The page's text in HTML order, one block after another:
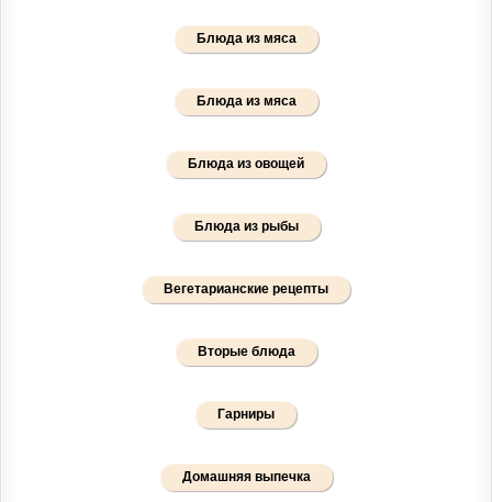
Блюда из мяса
Блюда из мяса
Блюда из овощей
Блюда из рыбы
Вегетарианские рецепты
Вторые блюда
Гарниры
Домашняя выпечка